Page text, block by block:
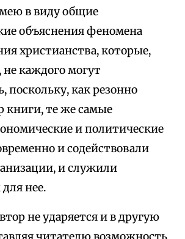
в виду общие
объяснения феномена
христианства, которые,
не каждого могут
поскольку, как резонно
книги, те же самые
и политические
и содействовали
и служили
нее.
не ударяется и в другую